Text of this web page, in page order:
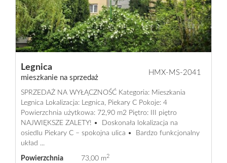
Legnica
mieszkanie na sprzedaż
HMX-MS-2041
SPRZEDAŻ NA WYŁĄCZNOŚĆ Kategoria: Mieszkania
Legnica Lokalizacja: Legnica, Piekary C Pokoje: 4
Powierzchnia użytkowa: 72,90 m2 Piętro: III piętro
NAJWIĘKSZE ZALETY! • Doskonała lokalizacja na
osiedlu Piekary C – spokojna ulica • Bardzo funkcjonalny
układ ...
Powierzchnia 73,00 m2